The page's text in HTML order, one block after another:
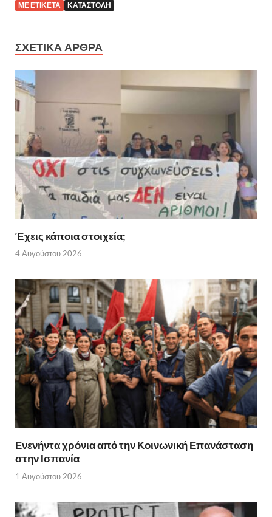
ΜΕ ΕΤΙΚΕΤΑ ΚΑΤΑΣΤΟΛΗ
ΣΧΕΤΙΚΑ ΑΡΘΡΑ
Έχεις κάποια στοιχεία;
4 Αυγούστου 2026
Ενενήντα χρόνια από την Κοινωνική Επανάσταση
στην Ισπανία
1 Αυγούστου 2026